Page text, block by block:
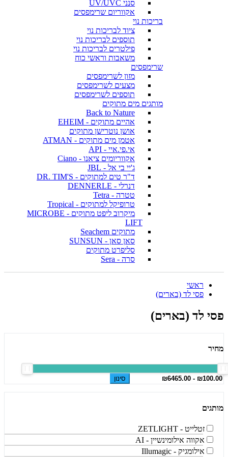
סנני UV/UVC
אקווריום שרימפסים
בריכות נוי
ציוד לבריכות נוי
תוספים לבריכות נוי
פילטרים לבריכות נוי
משאבות וראשי כוח
שרימפסים
מזון לשרימפסים
מצעים לשרימפסים
תוספים לשרימפסים
מותגים מים מתוקים
Back to Nature
אהיים מתוקים - EHEIM
אושן נוטרישן מתוקים
אטמן מים מתוקים - ATMAN
אי.פי.איי - API
אקווריומים ציאנו - Ciano
ג'יי בי אל - JBL
ד"ר טים למתוקים - DR. TIM'S
דנרלי - DENNERLE
טטרה - Tetra
טרופיקל למתוקים - Tropical
מיקרוב ליפט מתוקים - MICROBE
LIFT
מתוקים Seachem
סאן סאן - SUNSUN
סליפרט מתוקים
סרה - Sera
ראשי
פסי לד (בארים)
פסי לד (בארים)
מחיר
סינון
מותגים
זטלייט - ZETLIGHT
אקווה אילומינשיין - AI
אילומגיק - Illumagic